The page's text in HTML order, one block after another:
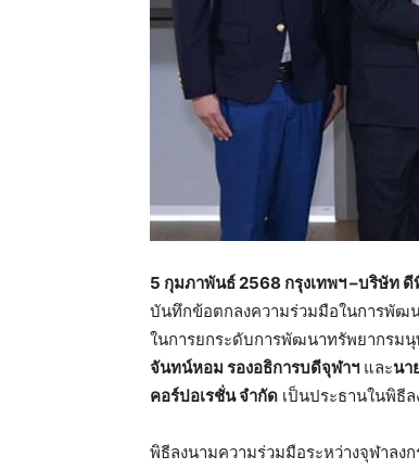
5 กุมภาพันธ์2568 กรุงเทพฯ–บริษัท ดี
บันทึกข้อตกลงความร่วมมือในการพัฒ
ในการยกระดับการพัฒนาทรัพยากรม
จันทน์หอม รองอธิการบดีจุฬาฯและนา
คอร์ปอเรชั่น จำกัด เป็นประธานในพิธี
พิธีลงนามความร่วมมือระหว่างจุฬาล